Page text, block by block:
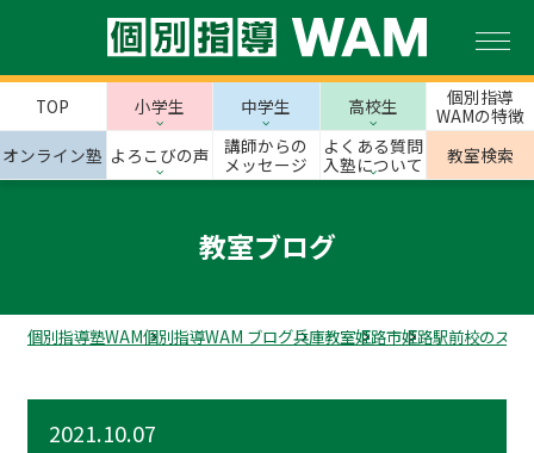
TOP 小学生 中学生 高校生
個別指導
WAMの特徴
オンライン塾 よろこびの声
講師からの
メッセージ
よくある質問
入塾について
教室検索
教室ブログ
個別指導塾WAM個別指導WAM ブログ兵庫教室姫路市姫路駅前校のスタ
2021.10.07